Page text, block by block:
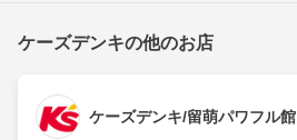
ケーズデンキの他のお店
ケーズデンキ/留萌パワフル館